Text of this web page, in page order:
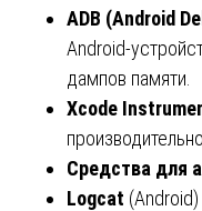
ADB (Android
Android-
дампов памяти.
Xcode
Средства для
Logcat